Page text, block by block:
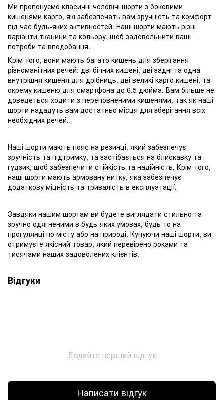
Ми пропонуємо класичні чоловічі шорти з боковими
кишенями карго, які забезпечать вам зручність та комфорт
під час будь-яких активностей. Наші шорти мають різні
варіанти тканини та кольору, щоб задовольнити ваші
потреби та вподобання.
Крім того, вони мають багато кишень для зберігання
різноманітних речей: дві бічних кишені, дві задні та одна
внутрішня кишеня для дрібниць, дві великі карго кишені, та
окрему кишеню для смартфона до 6.5 дюйма. Вам більше не
доведеться ходити з переповненими кишенями, так як наші
шорти нададуть вам достатньо місця для зберігання всіх
необхідних речей.
Наші шорти мають пояс на резинці, який забезпечує
зручність та підтримку, та застібається на блискавку та
гудзик, щоб забезпечити стійкість та надійність. Крім того,
наші шорти мають армовану нитку, яка забезпечує
додаткову міцність та тривалість в експлуатації.
Завдяки нашим шортам ви будете виглядати стильно та
зручно одягненими в будь-яких умовах, будь то на
прогулянці по місту або на природі. Купуючи наші шорти, ви
отримуєте якісний товар, який перевірено роками та
тисячами наших задоволених клієнтів.
Відгуки
Додайте перший відгук
Написати відгук